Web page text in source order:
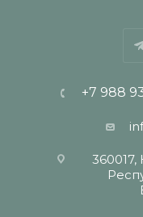
+7 988